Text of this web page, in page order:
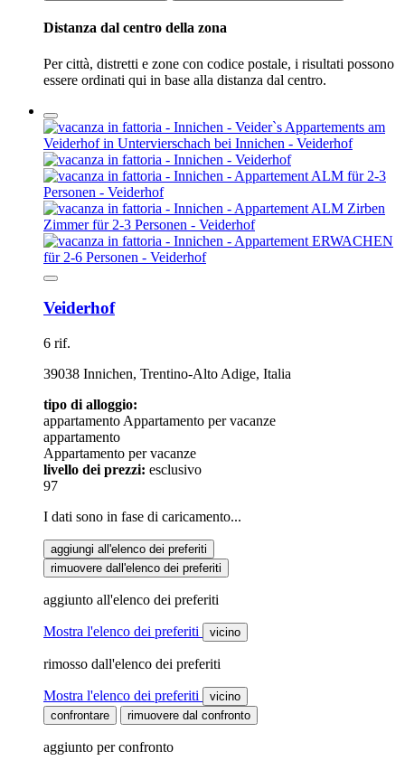
Distanza dal centro della zona
Per città, distretti e zone con codice postale, i risultati possono
essere ordinati qui in base alla distanza dal centro.
Veiderhof
6 rif.
39038 Innichen, Trentino-Alto Adige, Italia
tipo di alloggio:
appartamento Appartamento per vacanze
appartamento
Appartamento per vacanze
livello dei prezzi: esclusivo
97
I dati sono in fase di caricamento...
aggiungi all'elenco dei preferiti
rimuovere dall'elenco dei preferiti
aggiunto all'elenco dei preferiti
Mostra l'elenco dei preferiti vicino
rimosso dall'elenco dei preferiti
Mostra l'elenco dei preferiti
vicino
confrontare
rimuovere dal confronto
aggiunto per confronto